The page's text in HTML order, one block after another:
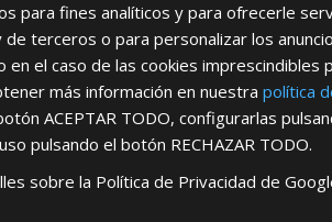
REGÍSTRATE PARA HACERTE
Desdeaquípodrá ver todas las
formulario y nos pondremos en
para fines analíticos y para ofrecerle
terceros o para personalizar los
el caso de las cookies imprescindibles
más información en nuestra política
ACEPTAR TODO, configurarlas
pulsando el botón RECHAZAR TODO.
sobre la Política de Privacidad de